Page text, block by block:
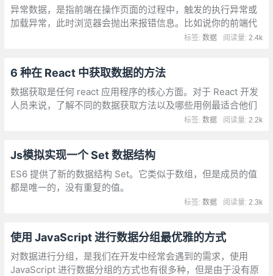
异常数据，是指前端在操作页面的过程中，触发的执行异常或
加载异常，此时浏览器会抛出来报错信息。比如说你的前端代
码用了个未声明的变量，此时控制台会打印出红色错误，告诉
阅读量: 2.4k
标签:数据
6 种在 React 中获取数据的方法
数据获取是任何 react 应用程序的核心方面。对于 React 开发
人员来说，了解不同的数据获取方法以及哪些用例最适合他们
阅读量: 2.2k
标签:数据
Js模拟实现一个 Set 数据结构
ES6 提供了新的数据结构 Set。它类似于数组，但是成员的值
都是唯一的，没有重复的值。
阅读量: 2.3k
标签:数据
使用 JavaScript 进行数据分组最优雅的方式
对数据进行分组，是我们在开发中经常会遇到的需求，使用
JavaScript 进行数据分组的方式也有很多种，但是由于没有原